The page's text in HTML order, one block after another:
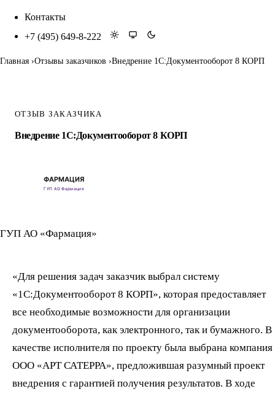
Контакты
+7 (495) 649-8-222
Главная Отзывы заказчиков Внедрение 1С:Документооборот 8 КОРП
ОТЗЫВ ЗАКАЗЧИКА
Внедрение 1С:Документооборот 8 КОРП
ГУП АО «Фармация»
«Для решения задач заказчик выбрал систему
«1С:Документооборот 8 КОРП», которая предоставляет
все необходимые возможности для организации
документооборота, как электронного, так и бумажного. В
качестве исполнителя по проекту была выбрана компания
ООО «АРТ САТЕРРА», предложившая разумный проект
внедрения с гарантией получения результатов. В ходе